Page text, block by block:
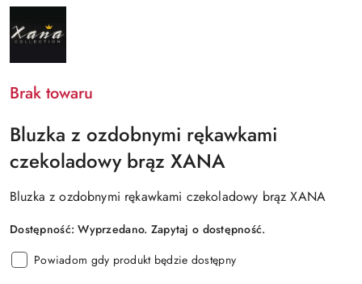
NAZWA
PRODUCENTA:
XANA
Brak towaru
Bluzka z ozdobnymi rękawkami
czekoladowy brąz XANA
Bluzka z ozdobnymi rękawkami czekoladowy brąz XANA
Dostępność:Wyprzedano. Zapytaj o dostępność.
Powiadom gdy produkt będzie dostępny